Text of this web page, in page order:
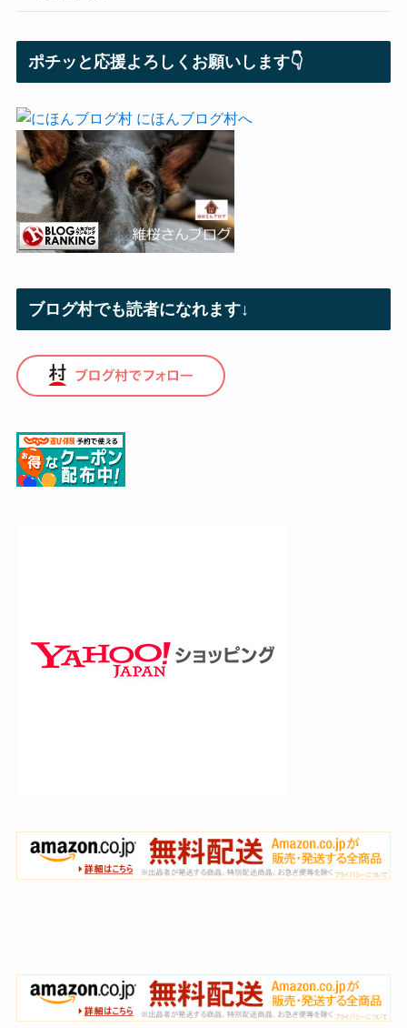
ポチッと応援よろしくお願いします👇
ブログ村でも読者になれます↓